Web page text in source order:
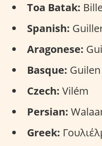
Toa Batak:
Spanish:
Aragonese:
Basque: Guilen
Czech: Vilém
Persian:
Greek: